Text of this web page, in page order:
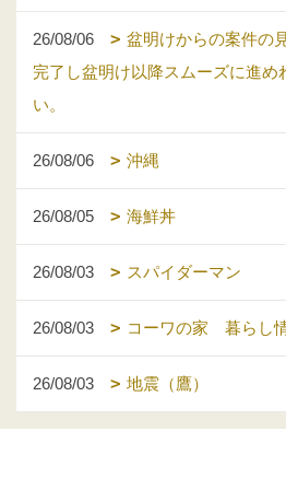
26/08/06
盆明けからの案件の
完了し盆明け以降スムーズに進め
い。
26/08/06 沖縄
26/08/05 海鮮丼
26/08/03 スパイダーマン
26/08/03 コーワの家 暮らし
26/08/03 地震（鷹）